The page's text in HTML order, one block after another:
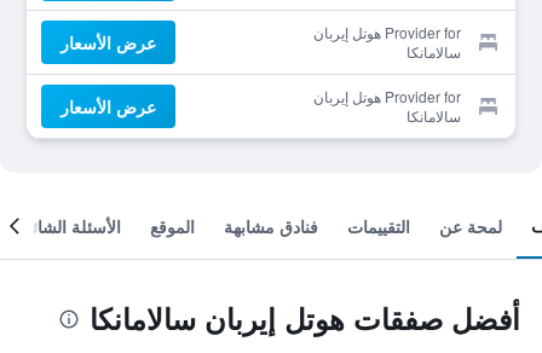
Provider for هوتل إيربان
سالامانكا
عرض الأسعار
Provider for هوتل إيربان
سالامانكا
عرض الأسعار
لمحة عن التقييمات فنادق مشابهة الموقع الأسئلة الشائعة
أفضل صفقات هوتل إيربان سالامانكا